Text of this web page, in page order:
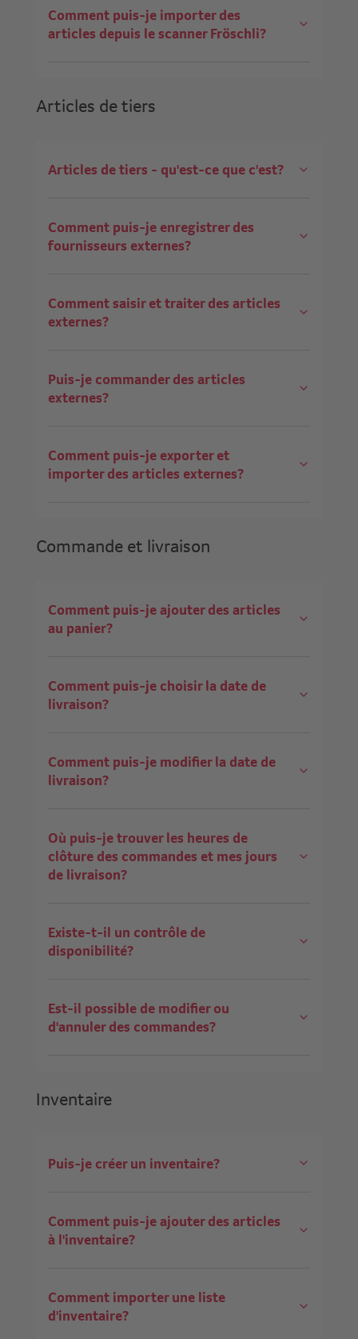
Comment puis-je importer des
articles depuis le scanner Fröschli?
Articles de tiers
Articles de tiers - qu'est-ce que c'est?
Comment puis-je enregistrer des
fournisseurs externes?
Comment saisir et traiter des articles
externes?
Puis-je commander des articles
externes?
Comment puis-je exporter et
importer des articles externes?
Commande et livraison
Comment puis-je ajouter des articles
au panier?
Comment puis-je choisir la date de
livraison?
Comment puis-je modifier la date de
livraison?
Où puis-je trouver les heures de
clôture des commandes et mes jours
de livraison?
Existe-t-il un contrôle de
disponibilité?
Est-il possible de modifier ou
d'annuler des commandes?
Inventaire
Puis-je créer un inventaire?
Comment puis-je ajouter des articles
à l'inventaire?
Comment importer une liste
d'inventaire?